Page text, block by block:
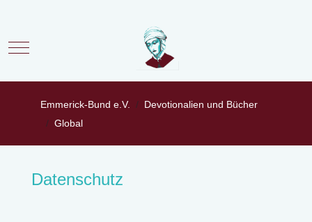
Mobile Menu Toggle
Emmerick-Bund e.V.
Devotionalien und Bücher
Global
Datenschutz